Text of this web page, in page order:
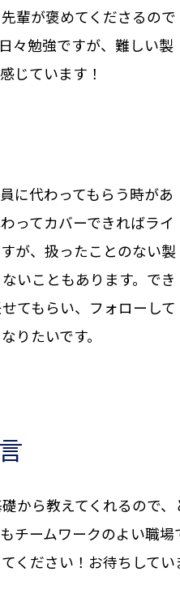
輩が褒めてくださるので
々勉強ですが、難しい製
じています！
に代わってもらう時があ
ってカバーできればライ
が、扱ったことのない製
いこともあります。でき
てもらい、フォローして
りたいです。
から教えてくれるので
チームワークのよい職場
ください！お待ちしてい